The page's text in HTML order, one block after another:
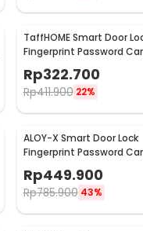
TaffHOME Smart Door
Fingerprint Password
Alarm - XR25
Rp322.700
Rp411.900 22%
ALOY-X Smart Door Lock
Fingerprint Password
Digital Display Eques -
Rp449.900
Rp785.900 43%